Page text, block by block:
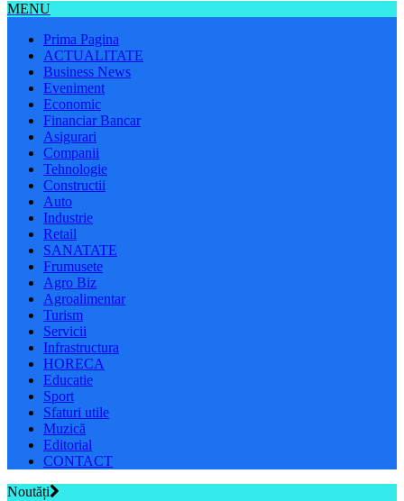
MENU
Prima Pagina
ACTUALITATE
Business News
Eveniment
Economic
Financiar Bancar
Asigurari
Companii
Tehnologie
Constructii
Auto
Industrie
Retail
SANATATE
Frumusete
Agro Biz
Agroalimentar
Turism
Servicii
Infrastructura
HORECA
Educatie
Sport
Sfaturi utile
Muzică
Editorial
CONTACT
Noutăți